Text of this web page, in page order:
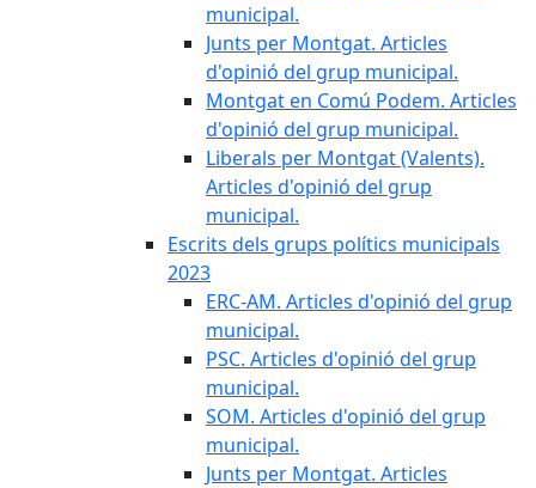
municipal.
Junts per Montgat. Articles
d'opinió del grup municipal.
Montgat en Comú Podem. Articles
d'opinió del grup municipal.
Liberals per Montgat (Valents).
Articles d'opinió del grup
municipal.
Escrits dels grups polítics municipals
2023
ERC-AM. Articles d'opinió del grup
municipal.
PSC. Articles d'opinió del grup
municipal.
SOM. Articles d'opinió del grup
municipal.
Junts per Montgat. Articles